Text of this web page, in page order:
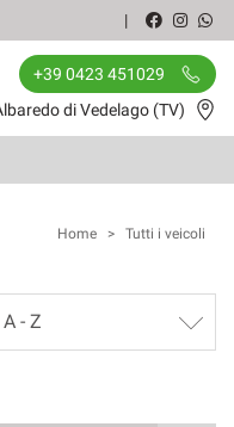
+39 0423 451029
di Vedelago (TV)
Home > Tutti i veicoli